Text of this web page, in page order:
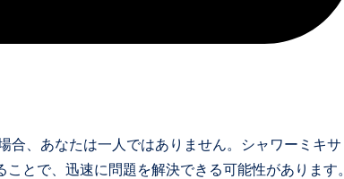
、あなたは一人ではありません。シャワーミキサ
とで、迅速に問題を解決できる可能性があります。